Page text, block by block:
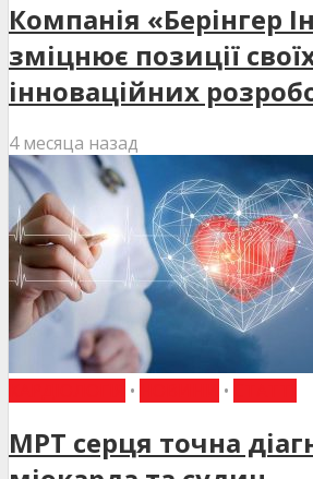
Компанія «Берінгер
зміцнює позиції
інноваційних
4 месяца назад
• •
МРТ серця точна